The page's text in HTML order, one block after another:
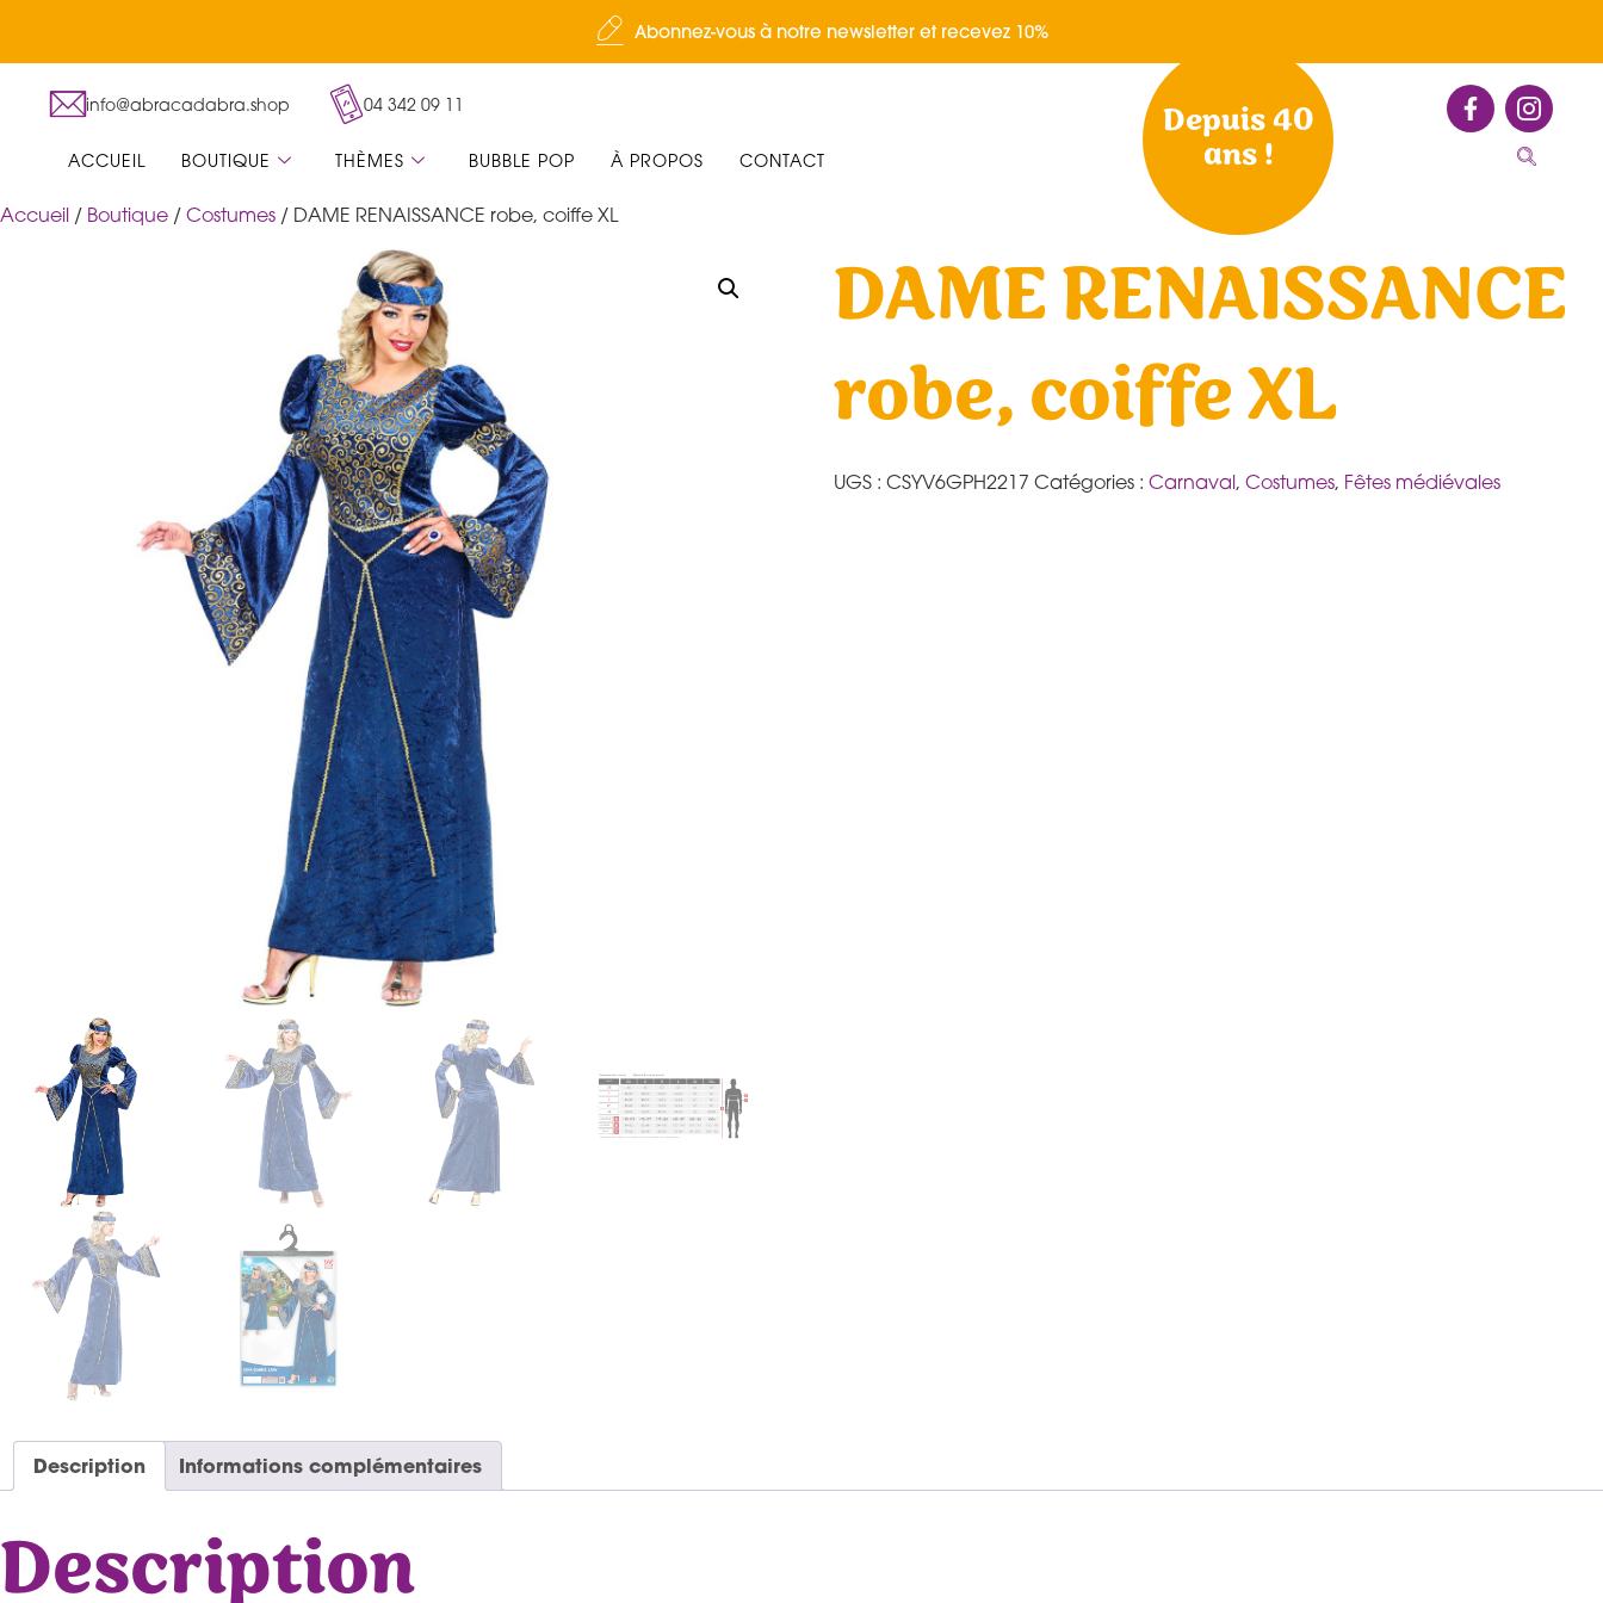
Abonnez-vous à notre newsletter et recevez 10%
info@abracadabra.shop 04 342 09 11
ACCUEIL BOUTIQUE THÈMES BUBBLE POP À PROPOS CONTACT
Depuis 40
ans !
Accueil / Boutique / Costumes / DAME RENAISSANCE robe, coiffe XL
DAME RENAISSANCE
robe, coiffe XL
UGS : CSYV6GPH2217 Catégories : Carnaval, Costumes, Fêtes médiévales
Description Informations complémentaires
Description